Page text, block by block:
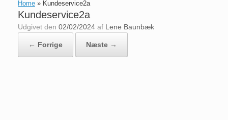
Home » Kundeservice2a
Kundeservice2a
Udgivet den 02/02/2024 af Lene Baunbæk
← Forrige Næste →